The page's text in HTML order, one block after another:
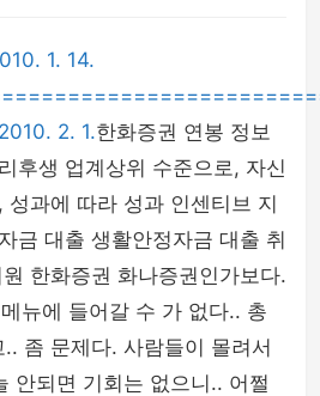
1. 14.
2. 1.한화증권 연봉 정보
후생 업계상위 수준으로, 자신
성과에 따라 성과 인센티브 지
금 대출 생활안정자금 대출 취
한화증권 화나증권인가보다.
뉴에 들어갈 수 가 없다.. 총
좀 문제다. 사람들이 몰려서
안되면 기회는 없으니.. 어쩔